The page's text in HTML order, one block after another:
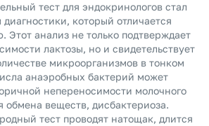
тест для эндокринологов стал
который отличается
Этот анализ не только подтверждает
лактозы, но и свидетельствует
микроорганизмов в тонком
анаэробных бактерий может
непереносимости молочного
обмена веществ, дисбактериоза.
тест проводят натощак, длится